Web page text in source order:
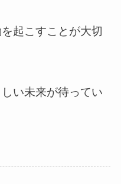
起こすことが大切
い未来が待ってい